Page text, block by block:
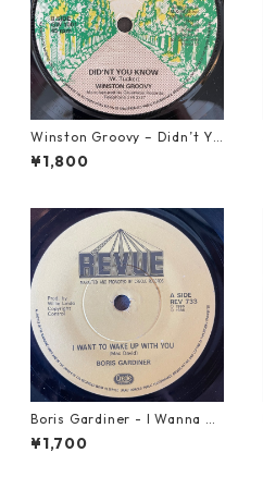
Winston Groovy – Didn’t Yo
u Know【7-21811】
¥1,800
Boris Gardiner - I Wanna W
ake Up With You【7-2192
4】
¥1,700